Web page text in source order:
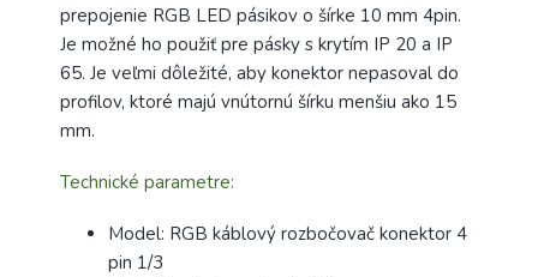
prepojenie RGB LED pásikov o šírke 10 mm 4pin.
Je možné ho použiť pre pásky s krytím IP 20 a IP
65. Je veľmi dôležité, aby konektor nepasoval do
profilov, ktoré majú vnútornú šírku menšiu ako 15
mm.
Technické parametre:
Model: RGB káblový rozbočovač konektor 4
pin 1/3